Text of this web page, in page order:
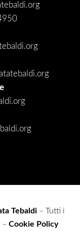
Tebaldi– Tutti i
– Cookie Policy